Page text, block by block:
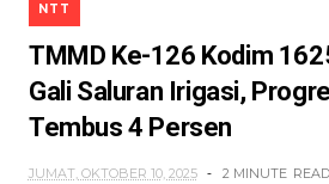
NTT
TMMD Ke-126 Kodim
Gali Saluran Irigasi,
Tembus 4 Persen
JUMAT, OKTOBER 10, 2025 2 MINUTE READ